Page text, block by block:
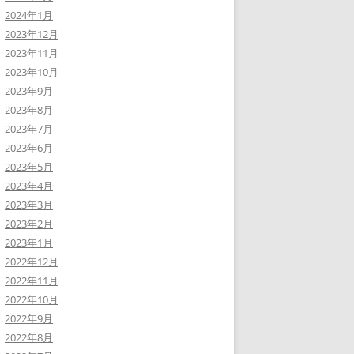
2024年1月
2023年12月
2023年11月
2023年10月
2023年9月
2023年8月
2023年7月
2023年6月
2023年5月
2023年4月
2023年3月
2023年2月
2023年1月
2022年12月
2022年11月
2022年10月
2022年9月
2022年8月